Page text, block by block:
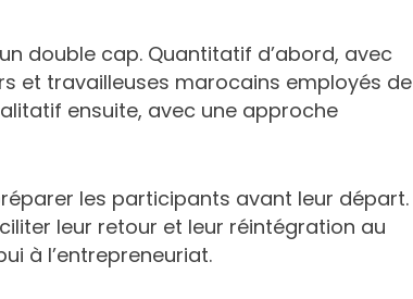
double cap. Quantitatif d’abord, avec
et travailleuses marocains employés de
ensuite, avec une approche
les participants avant leur départ.
leur retour et leur réintégration au
à l’entrepreneuriat.